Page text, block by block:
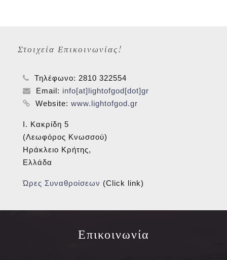
Στοιχεία Επικοινωνίας!
Τηλέφωνο: 2810 322554
Email: info[at]lightofgod[dot]gr
Website: www.lightofgod.gr
Ι. Κακρίδη 5
(Λεωφόρος Κνωσσού)
Ηράκλειο Κρήτης,
Ελλάδα
Ώρες Συναθροίσεων (Click link)
Επικοινωνία